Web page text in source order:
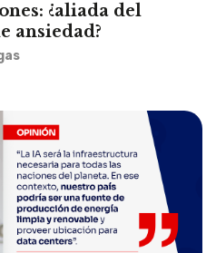
¿aliada del
ansiedad?